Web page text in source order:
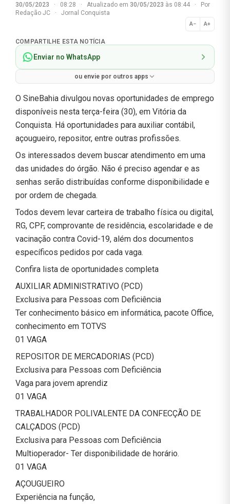
30/05/2023 · 08:28 · Atualizado em 30/05/2023 às 08:44 ·
Por
Redação JC
· Jornal Conquista
A− A+
Normal
COMPARTILHE ESTA NOTÍCIA
Enviar no WhatsApp
ou envie por outros apps
O SineBahia divulgou novas oportunidades de emprego
disponíveis nesta terça-feira (30), em Vitória da
Conquista. Há oportunidades para auxiliar contábil,
açougueiro, repositor, entre outras profissões.
Os interessados devem buscar atendimento em uma
das unidades do órgão. Não é preciso agendar e as
senhas serão distribuídas conforme disponibilidade e
por ordem de chegada.
Todos devem levar carteira de trabalho física ou digital,
RG, CPF, comprovante de residência, escolaridade e de
vacinação contra Covid-19, além dos documentos
específicos pedidos por cada vaga.
Confira lista de oportunidades completa
AUXILIAR ADMINISTRATIVO (PCD)
Exclusiva para Pessoas com Deficiência
Ter conhecimento básico em informática, pacote Office,
conhecimento em TOTVS
01 VAGA
REPOSITOR DE MERCADORIAS (PCD)
Exclusiva para Pessoas com Deficiência
Vaga para jovem aprendiz
01 VAGA
TRABALHADOR POLIVALENTE DA CONFECÇÃO DE
CALÇADOS (PCD)
Exclusiva para Pessoas com Deficiência
Multioperador- Ter disponibilidade de horário.
01 VAGA
AÇOUGUEIRO
Experiência na função,